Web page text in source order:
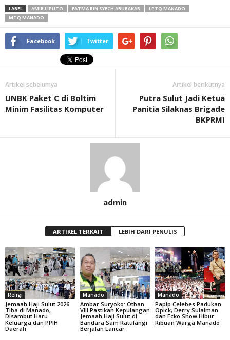
LABEL AMIR LIPUTO FATMA BIN SYECH ABUBAKAR
LPTQ MANADO
MTQ MANADO
Facebook Twitter
Artikel sebelumya
UNBK Paket C di Boltim
Minim Fasilitas Komputer
Artikel berikutnya
Putra Sulut Jadi Ketua
Panitia Silaknas Brigade
BKPRMI
admin
ARTIKEL TERKAIT LEBIH DARI PENULIS
Religi
Jemaah Haji Sulut 2026
Tiba di Manado,
Disambut Haru
Keluarga dan PPIH
Daerah
Manado
Ambar Suryoko: Otban
VIII Pastikan Kepulangan
Jemaah Haji Sulut di
Bandara Sam Ratulangi
Berjalan Lancar
Manado
Papip Celebes Padukan
Opick, Derry Sulaiman
dan Ecko Show Hibur
Ribuan Warga Manado